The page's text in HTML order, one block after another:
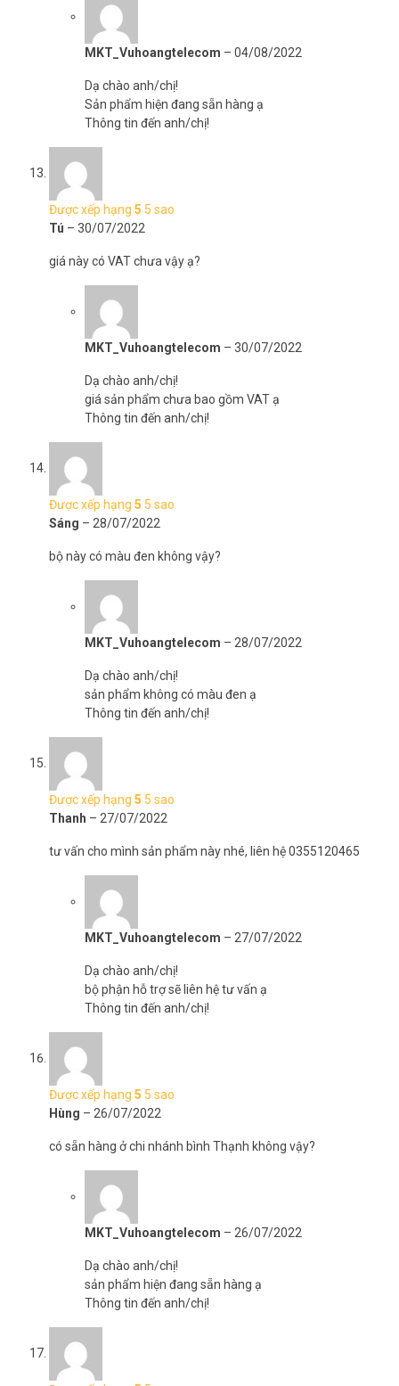
MKT_Vuhoangtelecom – 04/08/2022
Dạ chào anh/chị!
Sản phẩm hiện đang sẵn hàng ạ
Thông tin đến anh/chị!
Được xếp hạng 5 5 sao
Tú – 30/07/2022
giá này có VAT chưa vậy ạ?
MKT_Vuhoangtelecom – 30/07/2022
Dạ chào anh/chị!
giá sản phẩm chưa bao gồm VAT ạ
Thông tin đến anh/chị!
Được xếp hạng 5 5 sao
Sáng – 28/07/2022
bộ này có màu đen không vậy?
MKT_Vuhoangtelecom – 28/07/2022
Dạ chào anh/chị!
sản phẩm không có màu đen ạ
Thông tin đến anh/chị!
Được xếp hạng 5 5 sao
Thanh – 27/07/2022
tư vấn cho mình sản phẩm này nhé, liên hệ 0355120465
MKT_Vuhoangtelecom – 27/07/2022
Dạ chào anh/chị!
bộ phận hỗ trợ sẽ liên hệ tư vấn ạ
Thông tin đến anh/chị!
Được xếp hạng 5 5 sao
Hùng – 26/07/2022
có sẵn hàng ở chi nhánh bình Thạnh không vậy?
MKT_Vuhoangtelecom – 26/07/2022
Dạ chào anh/chị!
sản phẩm hiện đang sẵn hàng ạ
Thông tin đến anh/chị!